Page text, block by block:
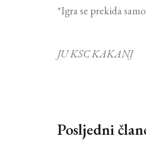
*Igra se prekida
JU KSC KAKANJ
Posljedni